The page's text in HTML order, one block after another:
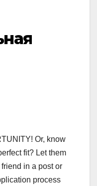
Or, know
fit? Let them
in a post or
process